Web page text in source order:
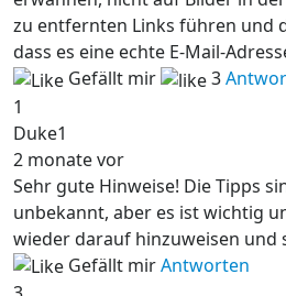
zu entfernten Links führen und
dass es eine echte E-Mail-
Gefällt mir
3
1
Duke1
2 monate vor
Sehr gute Hinweise! Die Tipps
unbekannt, aber es ist wichtig
wieder darauf hinzuweisen und
Gefällt mirAntworten